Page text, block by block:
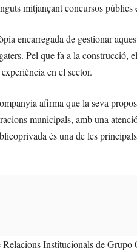
mitjançant concursos públics
encarregada de gestionar
Pel que fa a la construcció,
en el sector.
afirma que la seva
municipals, amb una
és una de les
Institucionals de